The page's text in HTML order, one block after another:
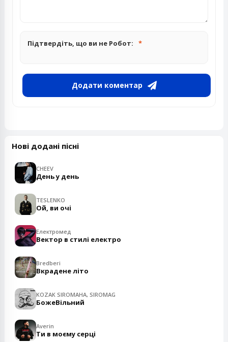
Підтвердіть, що ви не Робот:
Додати коментар
Нові додані пісні
CHEEV
День у день
TESLENKO
Ой, ви очі
Електромед
Вектор в стилі електро
Bredberi
Вкрадене літо
KOZAK SIROMAHA, SIROMAG
БожеВільний
Averin
Ти в моєму серці